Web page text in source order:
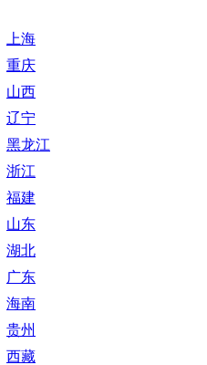
上海
重庆
山西
辽宁
黑龙江
浙江
福建
山东
湖北
广东
海南
贵州
西藏